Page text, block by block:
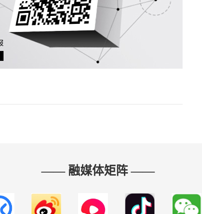
—— 融媒体矩阵 ——